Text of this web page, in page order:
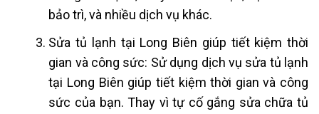
bảo trì, và nhiều dịch vụ khác.
Sửa tủ lạnh tại Long Biên giúp tiết kiệm thời
gian và công sức: Sử dụng dịch vụ sửa tủ lạnh
tại Long Biên giúp tiết kiệm thời gian và công
sức của bạn. Thay vì tự cố gắng sửa chữa tủ